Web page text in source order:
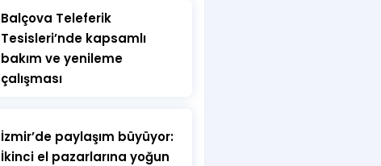
​Balçova Teleferik
Tesisleri’nde kapsamlı
bakım ve yenileme
çalışması
İzmir’de paylaşım büyüyor:
İkinci el pazarlarına yoğun